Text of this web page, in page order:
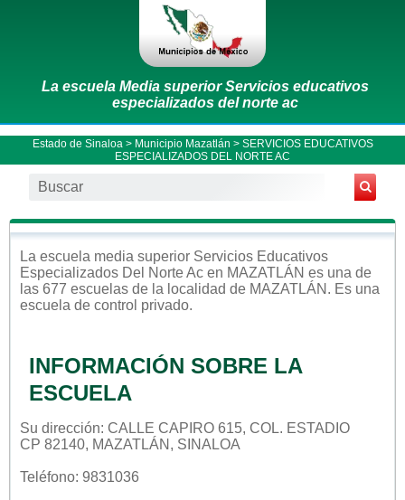
La escuela Media superior Servicios educativos
especializados del norte ac
Estado de Sinaloa > Municipio Mazatlán > SERVICIOS EDUCATIVOS
ESPECIALIZADOS DEL NORTE AC
La escuela media superior Servicios Educativos
Especializados Del Norte Ac en MAZATLÁN es una de
las 677 escuelas de la localidad de MAZATLÁN . Es una
escuela de control privado.
INFORMACIÓN SOBRE LA
ESCUELA
Su dirección: CALLE CAPIRO 615, COL. ESTADIO
CP 82140, MAZATLÁN, SINALOA
Teléfono: 9831036